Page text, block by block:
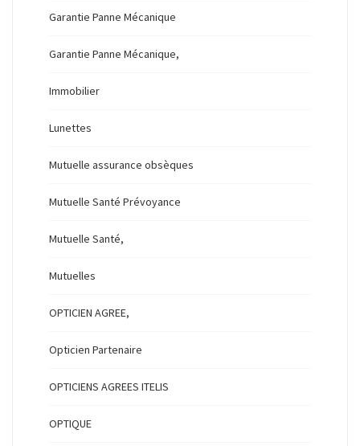
Garantie Panne Mécanique
Garantie Panne Mécanique,
Immobilier
Lunettes
Mutuelle assurance obsèques
Mutuelle Santé Prévoyance
Mutuelle Santé,
Mutuelles
OPTICIEN AGREE,
Opticien Partenaire
OPTICIENS AGREES ITELIS
OPTIQUE